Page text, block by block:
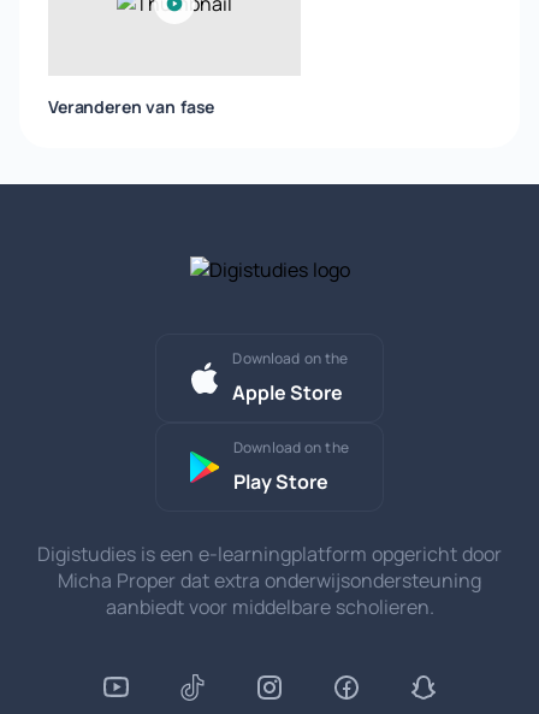
Veranderen van fase
Download on the
Apple Store
Download on the
Play Store
Digistudies is een e-learningplatform opgericht door
Micha Proper dat extra onderwijsondersteuning
aanbiedt voor middelbare scholieren.